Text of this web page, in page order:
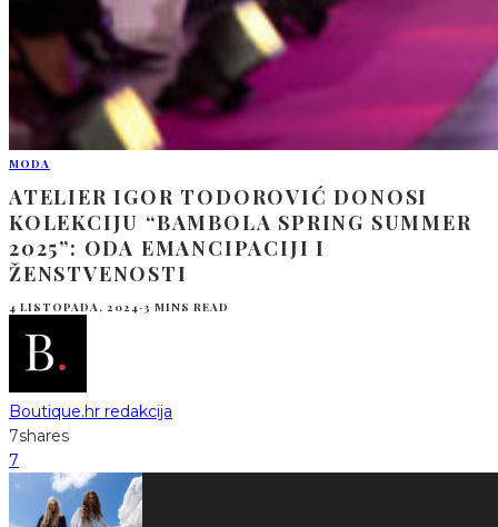
MODA
ATELIER IGOR TODOROVIĆ DONOSI
KOLEKCIJU “BAMBOLA SPRING SUMMER
2025”: ODA EMANCIPACIJI I
ŽENSTVENOSTI
4 LISTOPADA, 2024·3 MINS READ
Boutique.hr redakcija
7shares
7